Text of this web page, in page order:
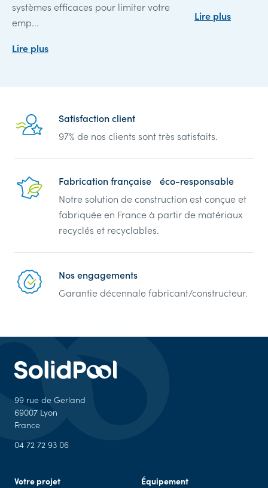
systèmes efficaces pour limiter votre
emp...
Lire plus
Lire plus
Reassurance
Satisfaction client
97% de nos clients sont très satisfaits.
Fabrication française éco-responsable
Notre solution de construction est conçue et
fabriquée en France à partir de matériaux
recyclés et recyclables.
Nos engagements
Garantie décennale fabricant/constructeur.
99 rue de Gerland
69007 Lyon
France
04 72 72 93 06
Votre projet Équipement